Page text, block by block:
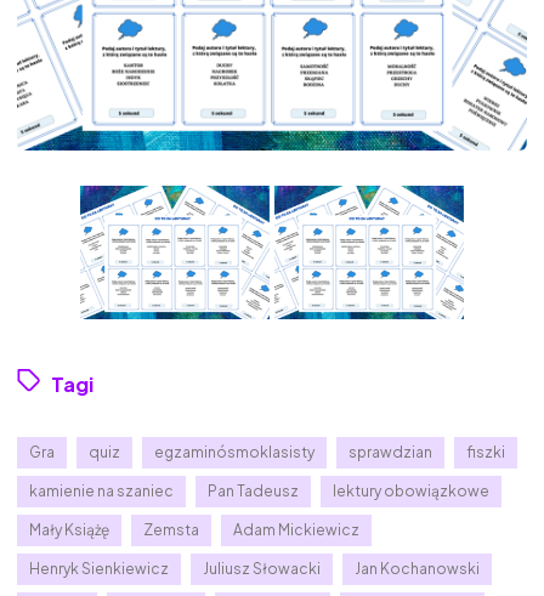
Tagi
Gra quiz egzaminósmoklasisty sprawdzian fiszki
kamienie na szaniec Pan Tadeusz lektury obowiązkowe
Mały Książę Zemsta Adam Mickiewicz
Henryk Sienkiewicz Juliusz Słowacki Jan Kochanowski